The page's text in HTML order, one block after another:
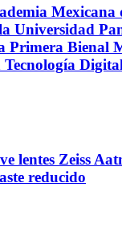
Mexicana
Universidad
Primera Bienal
lentes Zeiss
reducido